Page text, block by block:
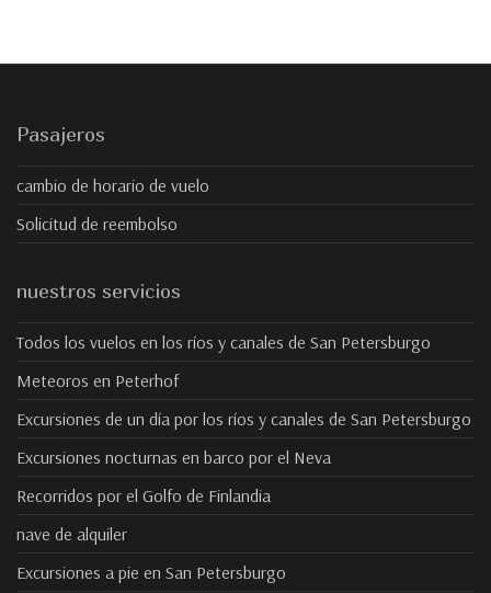
Pasajeros
cambio de horario de vuelo
Solicitud de reembolso
nuestros servicios
Todos los vuelos en los ríos y canales de San Petersburgo
Meteoros en Peterhof
Excursiones de un día por los ríos y canales de San Petersburgo
Excursiones nocturnas en barco por el Neva
Recorridos por el Golfo de Finlandia
nave de alquiler
Excursiones a pie en San Petersburgo